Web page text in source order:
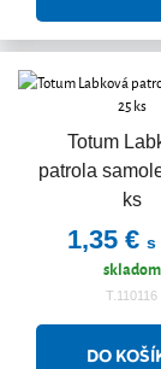
Totum
patrola
ks
1,35 € s
skladom
T.110116